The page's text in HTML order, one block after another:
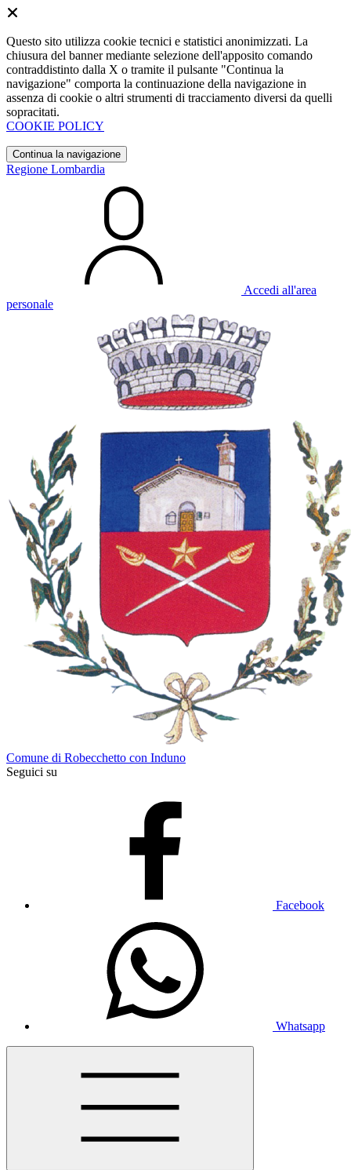
Questo sito utilizza cookie tecnici e statistici anonimizzati. La
chiusura del banner mediante selezione dell'apposito comando
contraddistinto dalla X o tramite il pulsante "Continua la
navigazione" comporta la continuazione della navigazione in
assenza di cookie o altri strumenti di tracciamento diversi da quelli
sopracitati.
COOKIE POLICY
Continua la navigazione
Regione Lombardia
Accedi all'area
personale
Comune di Robecchetto con Induno
Seguici su
Facebook
Whatsapp